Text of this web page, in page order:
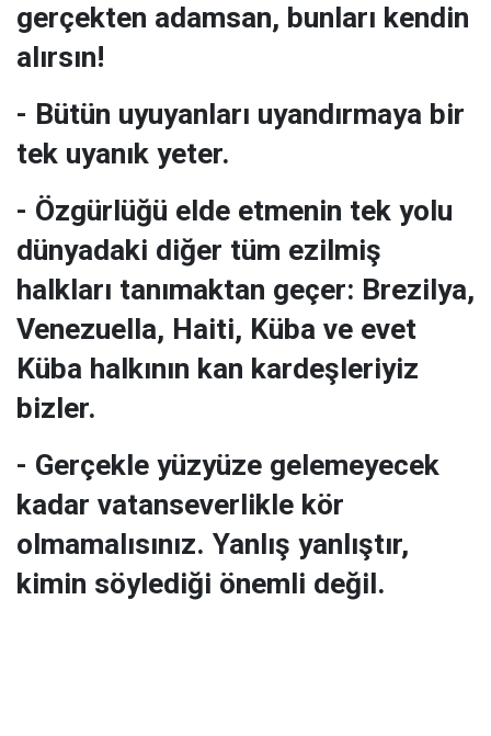
gerçekten adamsan, bunları kendin
alırsın!
- Bütün uyuyanları uyandırmaya bir
tek uyanık yeter.
- Özgürlüğü elde etmenin tek yolu
dünyadaki diğer tüm ezilmiş
halkları tanımaktan geçer: Brezilya,
Venezuella, Haiti, Küba ve evet
Küba halkının kan kardeşleriyiz
bizler.
- Gerçekle yüzyüze gelemeyecek
kadar vatanseverlikle kör
olmamalısınız. Yanlış yanlıştır,
kimin söylediği önemli değil.